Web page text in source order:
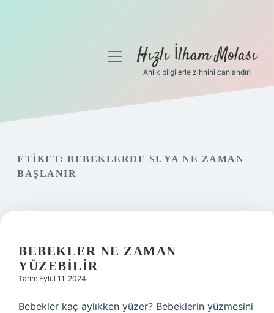
Gizlilik Politikası
Hakkımızda
menüyüHızlı İlham Molası
Anlık bilgilerle zihnini canlandır!
ETIKET: BEBEKLERDE SUYA NE ZAMAN
BAŞLANIR
BEBEKLER NE ZAMAN
YÜZEBILIR
Tarih: Eylül 11, 2024
Bebekler kaç aylıkken yüzer? Bebeklerin yüzmesini